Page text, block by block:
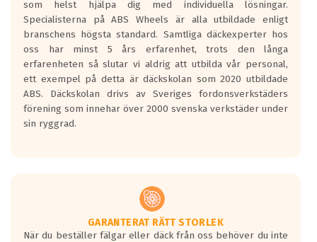
den kortaste bromssträckan och F är den
längsta.
Inga D eller G betyg delas ut för
personbilar och lätta lastbilar.
Betyget sätts efter ett test där däcken
skall bromsa in på en väg där det ligger
0.5-1.5 mm vatten.
I 80km/h kommer skillnaden på
Vid körning i över 50km/h brukar
rullmotståndets ljud överträffa
motorljudet.
som helst hjälpa dig med individuella lösningar.
Specialisterna på ABS Wheels är alla utbildade enligt
branschens högsta standard. Samtliga däckexperter hos
oss har minst 5 års erfarenhet, trots den långa
erfarenheten så slutar vi aldrig att utbilda vår personal,
ett exempel på detta är däckskolan som 2020 utbildade
ABS. Däckskolan drivs av Sveriges fordonsverkstäders
förening som innehar över 2000 svenska verkstäder under
sin ryggrad.
GARANTERAT RÄTT STORLEK
När du beställer fälgar eller däck från oss behöver du inte